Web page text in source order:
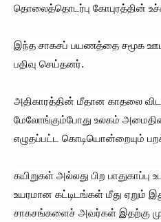
தொலைத்தொடர்பு கோபுரத்தின்
இந்த சாகசப் பயணத்தை சமூக
பதிவு செய்தனர்.
அதிகாரத்தின் மீதான காதலை
மேலோங்கும்போது உலகம்
எழுதப்பட்ட கொடியொன்றையும்
கயிறுகள் அல்லது பிற
உயரமான கட்டிடங்கள் மீது ஏறும்
சாகசங்களைச் அவர்கள் இதற்கு